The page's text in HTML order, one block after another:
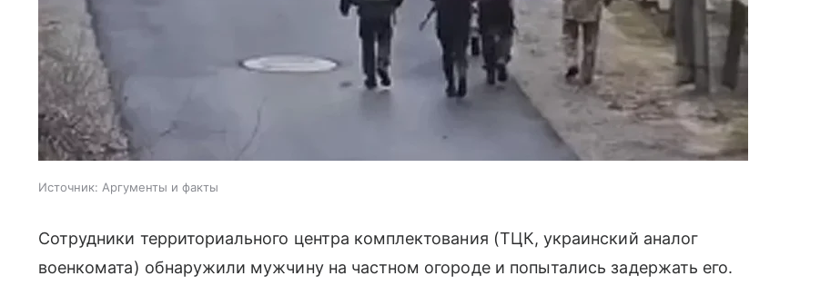
Источник: Аргументы и факты
Сотрудники территориального центра комплектования (ТЦК, украинский аналог
военкомата) обнаружили мужчину на частном огороде и попытались задержать его.